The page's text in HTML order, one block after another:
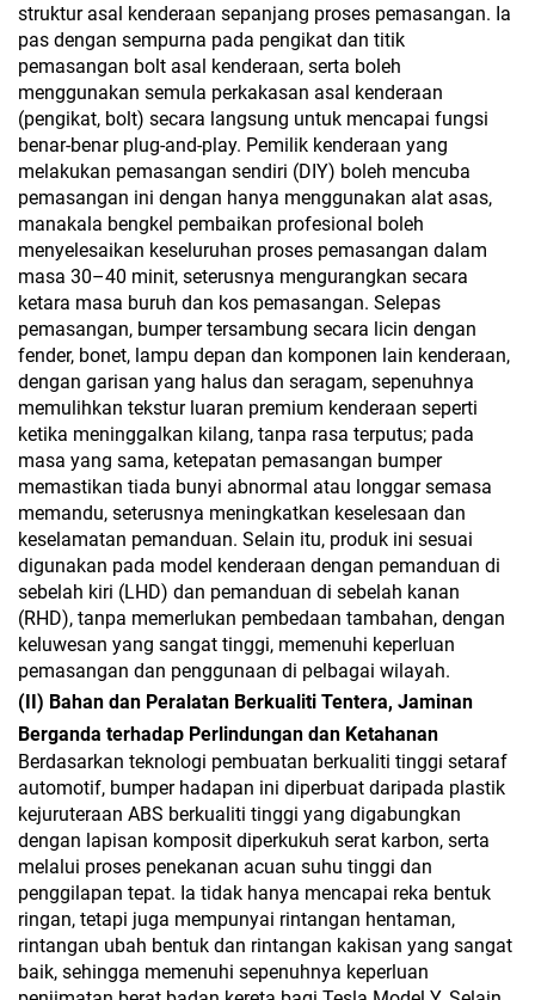
struktur asal kenderaan sepanjang proses pemasangan. Ia
pas dengan sempurna pada pengikat dan titik
pemasangan bolt asal kenderaan, serta boleh
menggunakan semula perkakasan asal kenderaan
(pengikat, bolt) secara langsung untuk mencapai fungsi
benar-benar plug-and-play. Pemilik kenderaan yang
melakukan pemasangan sendiri (DIY) boleh mencuba
pemasangan ini dengan hanya menggunakan alat asas,
manakala bengkel pembaikan profesional boleh
menyelesaikan keseluruhan proses pemasangan dalam
masa 30–40 minit, seterusnya mengurangkan secara
ketara masa buruh dan kos pemasangan. Selepas
pemasangan, bumper tersambung secara licin dengan
fender, bonet, lampu depan dan komponen lain kenderaan,
dengan garisan yang halus dan seragam, sepenuhnya
memulihkan tekstur luaran premium kenderaan seperti
ketika meninggalkan kilang, tanpa rasa terputus; pada
masa yang sama, ketepatan pemasangan bumper
memastikan tiada bunyi abnormal atau longgar semasa
memandu, seterusnya meningkatkan keselesaan dan
keselamatan pemanduan. Selain itu, produk ini sesuai
digunakan pada model kenderaan dengan pemanduan di
sebelah kiri (LHD) dan pemanduan di sebelah kanan
(RHD), tanpa memerlukan pembedaan tambahan, dengan
keluwesan yang sangat tinggi, memenuhi keperluan
pemasangan dan penggunaan di pelbagai wilayah.
(II) Bahan dan Peralatan Berkualiti Tentera, Jaminan
Berganda terhadap Perlindungan dan Ketahanan
Berdasarkan teknologi pembuatan berkualiti tinggi setaraf
automotif, bumper hadapan ini diperbuat daripada plastik
kejuruteraan ABS berkualiti tinggi yang digabungkan
dengan lapisan komposit diperkukuh serat karbon, serta
melalui proses penekanan acuan suhu tinggi dan
penggilapan tepat. Ia tidak hanya mencapai reka bentuk
ringan, tetapi juga mempunyai rintangan hentaman,
rintangan ubah bentuk dan rintangan kakisan yang sangat
baik, sehingga memenuhi sepenuhnya keperluan